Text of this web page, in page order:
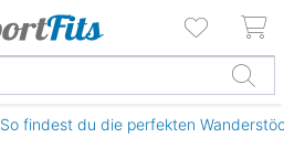
So findest du die perfekten